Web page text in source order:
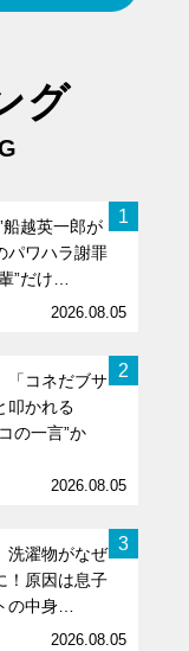
グ
1
船越英一郎が
パワハラ謝罪
”だけ…
2026.08.05
2
「コネだブサ
叩かれる
の一言”か
2026.08.05
3
洗濯物がなぜ
！原因は息子
の中身…
2026.08.05